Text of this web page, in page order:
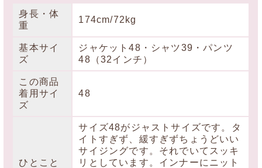
身長・体
重
174cm/72kg
基本サイ
ズ
ジャケット48・シャツ39・パンツ
48（32インチ）
この商品
着用サイ
ズ
48
ひとこと
サイズ48がジャストサイズです。タ
イトすぎず、緩すぎずちょうどいい
サイジングです。それでいてスッキ
リとしています。インナーにニット